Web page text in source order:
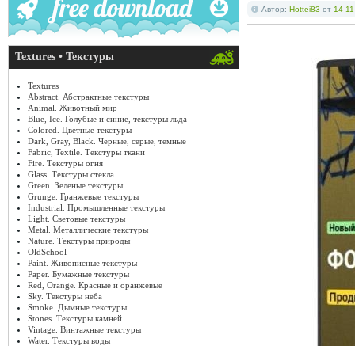
Textures • Текстуры
Textures
Abstract. Абстрактные текстуры
Animal. Животный мир
Blue, Ice. Голубые и синие, текстуры льда
Colored. Цветные текстуры
Dark, Gray, Black. Черные, серые, темные
Fabric, Textile. Текстуры ткани
Fire. Текстуры огня
Glass. Текстуры стекла
Green. Зеленые текстуры
Grunge. Гранжевые текстуры
Industrial. Промышленные текстуры
Light. Световые текстуры
Metal. Металлические текстуры
Nature. Текстуры природы
OldSchool
Paint. Живописные текстуры
Paper. Бумажные текстуры
Red, Orange. Красные и оранжевые
Sky. Текстуры неба
Smoke. Дымные текстуры
Stones. Текстуры камней
Vintage. Винтажные текстуры
Water. Текстуры воды
Автор: Hottei83 от 14-